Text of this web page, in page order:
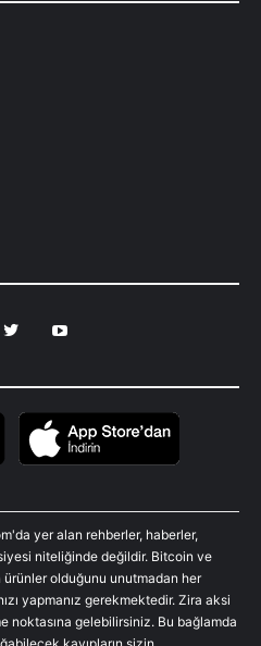
yer alan rehberler, haberler,
niteliğinde değildir. Bitcoin ve
olduğunu unutmadan her
yapmanız gerekmektedir. Zira aksi
noktasına gelebilirsiniz. Bu bağlamda